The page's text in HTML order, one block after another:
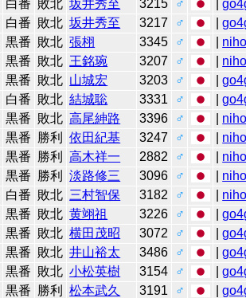
白番 敗北 坂井秀至 3215 ♂ |
白番 敗北 坂井秀至 3217 ♂ |
黒番 敗北 張栩 3345 ♂
黒番 敗北 王銘琬 3207 ♂
黒番 敗北 山城宏 3203 ♂ |
白番 敗北 結城聡 3331 ♂ |
黒番 敗北 高尾紳路 3396 ♂
黒番 勝利 依田紀基 3247 ♂
黒番 勝利 高木祥一 2882 ♂
黒番 勝利 淡路修三 3096 ♂
白番 敗北 三村智保 3182 ♂
黒番 敗北 黄翊祖 3226 ♂ |
黒番 敗北 横田茂昭 3072 ♂ |
黒番 敗北 井山裕太 3486 ♂ |
黒番 敗北 小松英樹 3154 ♂ |
黒番 勝利 松本武久 3191 ♂ |